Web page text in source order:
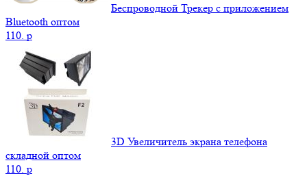
Беспроводной Трекер с приложением
Bluetooth оптом
110. p
3D Увеличитель экрана телефона
складной оптом
110. p